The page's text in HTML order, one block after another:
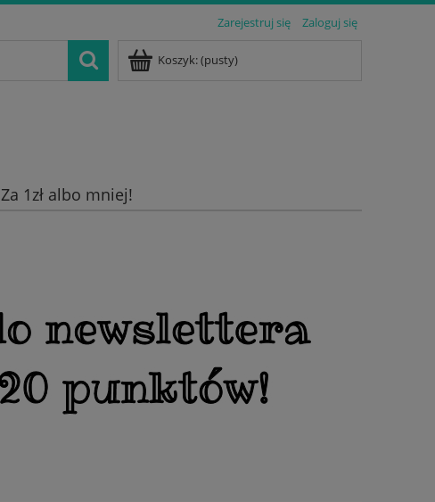
Zarejestruj się Zaloguj się
Koszyk:(pusty)
Za 1zł albo mniej!